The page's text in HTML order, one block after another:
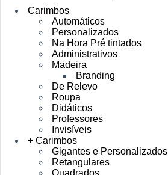
Carimbos
Automáticos
Personalizados
Na Hora Pré tintados
Administrativos
Madeira
Branding
De Relevo
Roupa
Didáticos
Professores
Invisíveis
+ Carimbos
Gigantes e Personalizados
Retangulares
Quadrados